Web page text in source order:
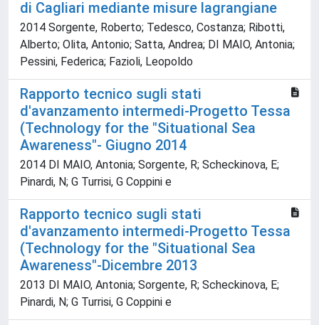
di Cagliari mediante misure lagrangiane
2014 Sorgente, Roberto; Tedesco, Costanza; Ribotti,
Alberto; Olita, Antonio; Satta, Andrea; DI MAIO, Antonia;
Pessini, Federica; Fazioli, Leopoldo
Rapporto tecnico sugli stati
d'avanzamento intermedi-Progetto Tessa
(Technology for the "Situational Sea
Awareness"- Giugno 2014
2014 DI MAIO, Antonia; Sorgente, R; Scheckinova, E;
Pinardi, N; G Turrisi, G Coppini e
Rapporto tecnico sugli stati
d'avanzamento intermedi-Progetto Tessa
(Technology for the "Situational Sea
Awareness"-Dicembre 2013
2013 DI MAIO, Antonia; Sorgente, R; Scheckinova, E;
Pinardi, N; G Turrisi, G Coppini e